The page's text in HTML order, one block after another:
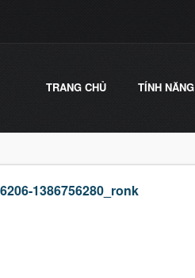
TRANG CHỦ TÍNH NĂNG
1386756280_ronk